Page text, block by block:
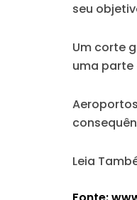
seu
Um corte
uma parte
Leia